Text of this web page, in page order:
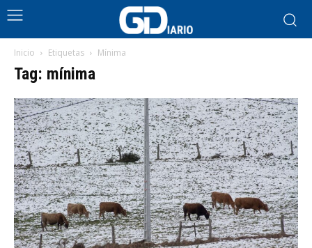
Inicio Etiquetas Mínima
Tag: mínima